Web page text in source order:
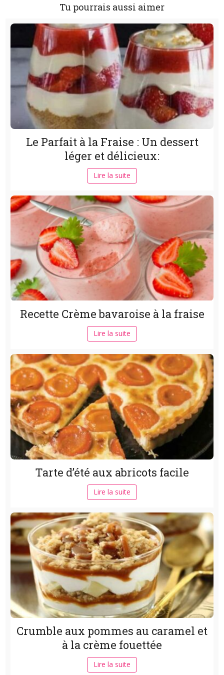
Tu pourrais aussi aimer
Le Parfait à la Fraise : Un dessert
léger et délicieux:
Lire la suite
Recette Crème bavaroise à la fraise
Lire la suite
Tarte d’été aux abricots facile
Lire la suite
Crumble aux pommes au caramel et
à la crème fouettée
Lire la suite